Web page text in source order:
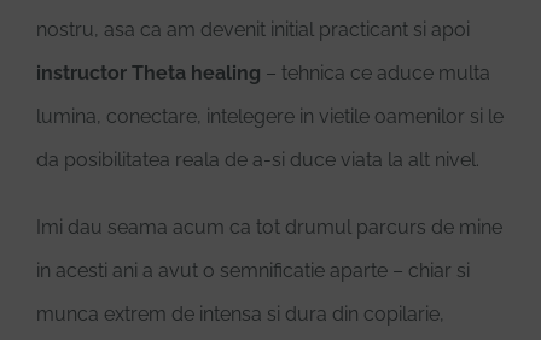
nostru, asa ca am devenit initial practicant si apoi
instructor Theta healing – tehnica ce aduce multa
lumina, conectare, intelegere in vietile oamenilor si le
da posibilitatea reala de a-si duce viata la alt nivel.
Imi dau seama acum ca tot drumul parcurs de mine
in acesti ani a avut o semnificatie aparte – chiar si
munca extrem de intensa si dura din copilarie,